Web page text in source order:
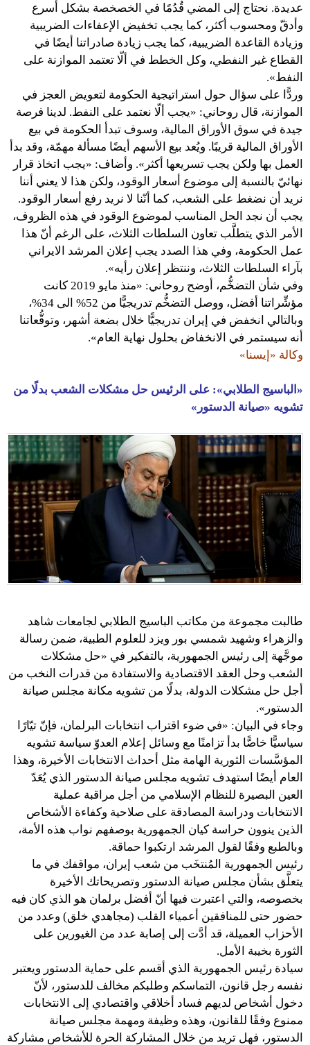
عديدة. نحتاج إلى المضي قُدُمًا في الخصخصة بشكل أسرع
وأدقّ ومحسوب أكثر، كما يجب تخفيض الإعفاءات الضريبية
وزيادة القاعدة الضريبية، كما يجب زيادة صادراتنا أيضًا في
القطاع غير النفطي، وكل الخطط في ألّا تعتمد الموازنة على
النفط».
وردًّا على سؤال حول استراتيجية الحكومة لتعويض العجز في
الموازنة، قال روحاني: «يجب ألّا نعتمد على النفط. لدينا فرصة
جيدة في سوق الأوراق المالية، وسوف تبدأ الحكومة في بيع
الأوراق المالية قريبًا. ويُعد بيع الأسهم أيضًا مسألة مهمّة، وقد بدأ
العمل بها ولكن يجب تسريعها أكثر». وأضاف: «يجب اتخاذ قرار
نهائيّ بالنسبة إلى موضوع أسعار الوقود، ولكن هذا لا يعني أننا
نريد أن نضغط على الشعب، كما أنّنا لا نريد رفع أسعار الوقود.
يجب أن نجد الحل المناسب لموضوع الوقود في هذه الظروف،
الأمر الذي يتطلَّب تعاون السلطات الثلاث، على الرغم أنّ هذا
عمل الحكومة، وفي هذا الصدد يجب إعلان المرشد الايراني
بآراء السلطات الثلاث، وننتظر إعلان رأيه».
وفي شأن التضخُّم، أوضح روحاني: «منذ مايو 2019 كانت
مؤشِّراتنا أفضل، ووصل التضخُّم تدريجيًّا من 52% الى 34%،
وبالتالي انخفض في إيران تدريجيًّا خلال بضعة أشهر، وتوقُّعاتنا
أنه سيستمر في الانخفاض بحلول نهاية العام».
وكالة «إيسنا»
«الباسيج الطلابي»: على الرئيس حل مشكلات الشعب بدلًا من
تشويه «صيانة الدستور»
طالبت مجموعة من مكاتب الباسيج الطلابي لجامعات شاهد
والزهراء وشهيد شمسي بور ويزد للعلوم الطبية، ضمن رسالة
موجَّهة إلى رئيس الجمهورية، بالتفكير في «حل مشكلات
الشعب وحل العقد الاقتصادية والاستفادة من قدرات النخب من
أجل حل مشكلات الدولة، بدلًا من تشويه مكانة مجلس صيانة
الدستور».
وجاء في البيان: «في ضوء اقتراب انتخابات البرلمان، فإنّ تيّارًا
سياسيًّا خاصًّا بدأ تزامنًا مع وسائل إعلام العدوّ سياسة تشويه
المؤسَّسات الثورية الهامة مثل أحداث الانتخابات الأخيرة، وهذا
العام أيضًا استهدف تشويه مجلس صيانة الدستور الذي يُعَدّ
العين البصيرة للنظام الإسلامي من أجل مراقبة عملية
الانتخابات ودراسة المصادقة على صلاحية وكفاءة الأشخاص
الذين ينوون حراسة كيان الجمهورية بوصفهم نواب هذه الأمة،
وبالطبع وفقًا لقول المرشد ارتكبوا حماقة.
رئيس الجمهورية المُنتخَب من شعب إيران، مواقفك في ما
يتعلَّق بشأن مجلس صيانة الدستور وتصريحاتك الأخيرة
بخصوصه، والتي اعتبرت فيها أنّ أفضل برلمان هو الذي كان فيه
حضور حتى للمنافقين أعمياء القلب (مجاهدي خلق) وعدد من
الأحزاب العميلة، قد أدَّت إلى إصابة عدد من الغيورين على
الثورة بخيبة الأمل.
سيادة رئيس الجمهورية الذي أقسم على حماية الدستور ويعتبر
نفسه رجل قانون، التماسكم وطلبكم مخالف للدستور، لأنّ
دخول أشخاص لديهم فساد أخلاقي واقتصادي إلى الانتخابات
ممنوع وفقًا للقانون، وهذه وظيفة ومهمة مجلس صيانة
الدستور، فهل تريد من خلال المشاركة الحرة للأشخاص مشاركة